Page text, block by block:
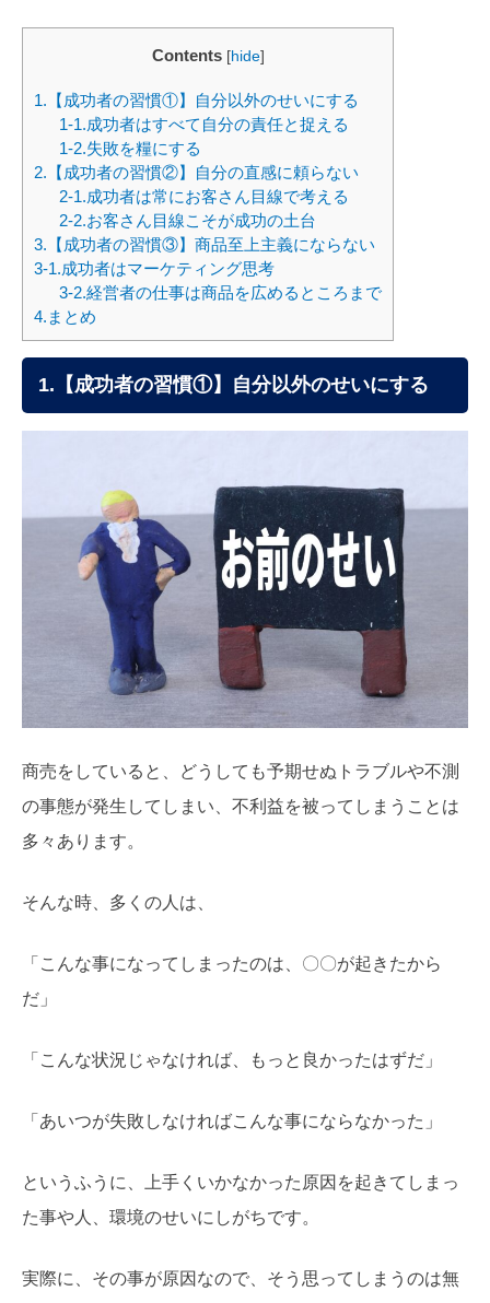
Contents [hide]
1.【成功者の習慣①】自分以外のせいにする
1-1.成功者はすべて自分の責任と捉える
1-2.失敗を糧にする
2.【成功者の習慣②】自分の直感に頼らない
2-1.成功者は常にお客さん目線で考える
2-2.お客さん目線こそが成功の土台
3.【成功者の習慣③】商品至上主義にならない
3-1.成功者はマーケティング思考
3-2.経営者の仕事は商品を広めるところまで
4.まとめ
1.【成功者の習慣①】自分以外のせいにする
商売をしていると、どうしても予期せぬトラブルや不測
の事態が発生してしまい、不利益を被ってしまうことは
多々あります。
そんな時、多くの人は、
「こんな事になってしまったのは、〇〇が起きたから
だ」
「こんな状況じゃなければ、もっと良かったはずだ」
「あいつが失敗しなければこんな事にならなかった」
というふうに、上手くいかなかった原因を起きてしまっ
た事や人、環境のせいにしがちです。
実際に、その事が原因なので、そう思ってしまうのは無